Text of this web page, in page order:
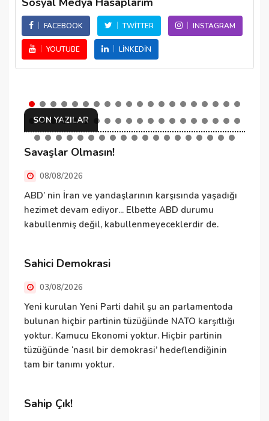
FACEBOOK TWITTER INSTAGRAM
YOUTUBE LINKEDIN
SON YAZILAR
Savaşlar Olmasın!
08/08/2026
ABD’ nin İran ve yandaşlarının karşısında yaşadığı
hezimet devam ediyor... Elbette ABD durumu
kabullenmiş değil, kabullenmeyeceklerdir de.
Sahici Demokrasi
03/08/2026
Yeni kurulan Yeni Parti dahil şu an parlamentoda
bulunan hiçbir partinin tüzüğünde NATO karşıtlığı
yoktur. Kamucu Ekonomi yoktur. Hiçbir partinin
tüzüğünde ‘nasıl bir demokrasi’ hedeflendiğinin
tam bir tanımı yoktur.
Sahip Çık!